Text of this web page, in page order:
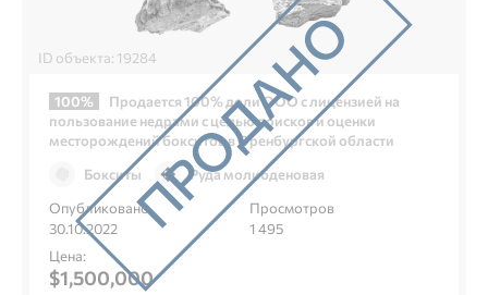
ID объекта: 19284
100%
Продается 100% доли ООО с лицензией на
пользование недрами с целью поисков и оценки
месторождений бокситов в Оренбургской области
Бокситы
Руда молибденовая
Опубликовано
30.10.2022
Просмотров
1 495
Цена:
$1,500,000